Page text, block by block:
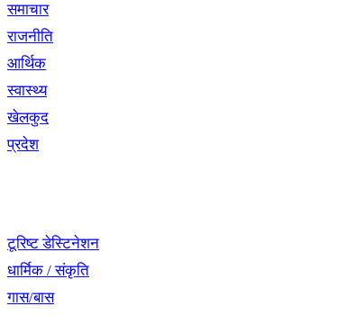
समाचार
राजनीति
आर्थिक
स्वास्थ्य
खेलकुद
प्रदेश
टूरिष्ट डेस्टिनेशन
धार्मिक / संकृति
गास/बास